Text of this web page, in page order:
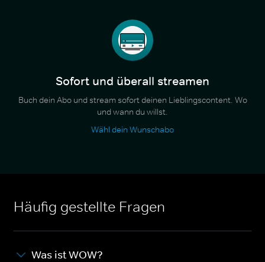
Sofort und überall streamen
Buch dein Abo und stream sofort deinen Lieblingscontent. Wo
und wann du willst.
Wähl dein Wunschabo
Häufig gestellte Fragen
Was ist WOW?